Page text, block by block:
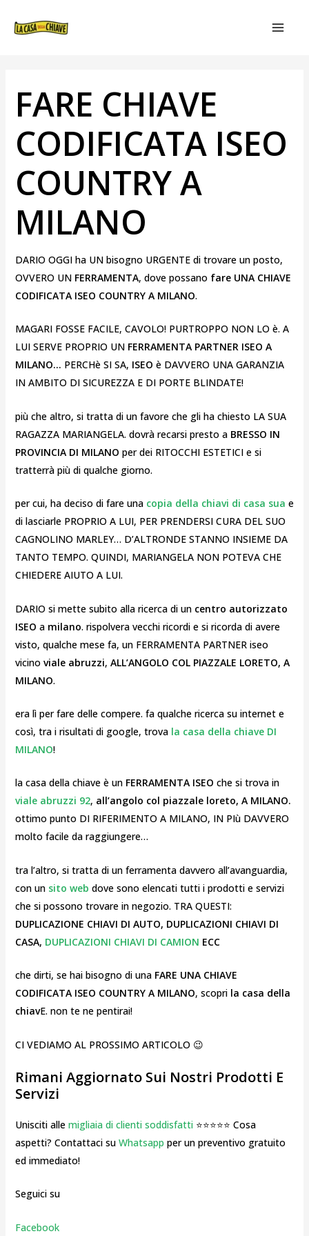
FARE CHIAVE
CODIFICATA ISEO
COUNTRY A
MILANO
DARIO OGGI ha UN bisogno URGENTE di trovare un posto,
OVVERO UN FERRAMENTA, dove possano fare UNA CHIAVE
CODIFICATA ISEO COUNTRY A MILANO.
MAGARI FOSSE FACILE, CAVOLO! PURTROPPO NON LO è. A
LUI SERVE PROPRIO UN FERRAMENTA PARTNER ISEO A
MILANO… PERCHè SI SA, ISEO è DAVVERO UNA GARANZIA
IN AMBITO DI SICUREZZA E DI PORTE BLINDATE!
più che altro, si tratta di un favore che gli ha chiesto LA SUA
RAGAZZA MARIANGELA. dovrà recarsi presto a BRESSO IN
PROVINCIA DI MILANO per dei RITOCCHI ESTETICI e si
tratterrà più di qualche giorno.
per cui, ha deciso di fare una copia della chiavi di casa sua e
di lasciarle PROPRIO A LUI, PER PRENDERSI CURA DEL SUO
CAGNOLINO MARLEY… D’ALTRONDE STANNO INSIEME DA
TANTO TEMPO. QUINDI, MARIANGELA NON POTEVA CHE
CHIEDERE AIUTO A LUI.
DARIO si mette subito alla ricerca di un centro autorizzato
ISEO a milano. rispolvera vecchi ricordi e si ricorda di avere
visto, qualche mese fa, un FERRAMENTA PARTNER iseo
vicino viale abruzzi, ALL’ANGOLO COL PIAZZALE LORETO, A
MILANO.
era lì per fare delle compere. fa qualche ricerca su internet e
così, tra i risultati di google, trova la casa della chiave DI
MILANO!
la casa della chiave è un FERRAMENTA ISEO che si trova in
viale abruzzi 92, all’angolo col piazzale loreto, A MILANO.
ottimo punto DI RIFERIMENTO A MILANO, IN PIù DAVVERO
molto facile da raggiungere…
tra l’altro, si tratta di un ferramenta davvero all’avanguardia,
con un sito web dove sono elencati tutti i prodotti e servizi
che si possono trovare in negozio. TRA QUESTI:
DUPLICAZIONE CHIAVI DI AUTO, DUPLICAZIONI CHIAVI DI
CASA, DUPLICAZIONI CHIAVI DI CAMION ECC
che dirti, se hai bisogno di una FARE UNA CHIAVE
CODIFICATA ISEO COUNTRY A MILANO, scopri la casa della
chiavE. non te ne pentirai!
CI VEDIAMO AL PROSSIMO ARTICOLO 😉
Rimani Aggiornato Sui Nostri Prodotti E
Servizi
Unisciti alle migliaia di clienti soddisfatti⭐⭐⭐⭐⭐ Cosa
aspetti? Contattaci su Whatsapp per un preventivo gratuito
ed immediato!
Seguici su
Facebook
ARTICOLI